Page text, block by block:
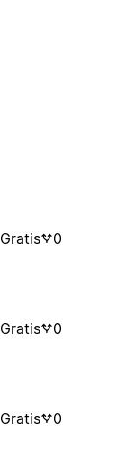
Gratis 0
Gratis 0
Gratis 0